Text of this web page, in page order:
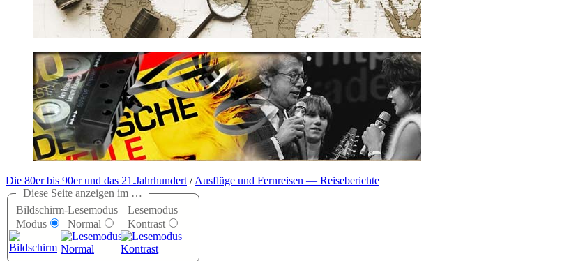
Die 80er bis 90er und das 21.Jahrhundert/Ausflüge und Fernreisen — Reiseberichte
Diese Seite anzeigen im …
Bildschirm-
Modus
Lesemodus
Normal
Lesemodus
Kontrast